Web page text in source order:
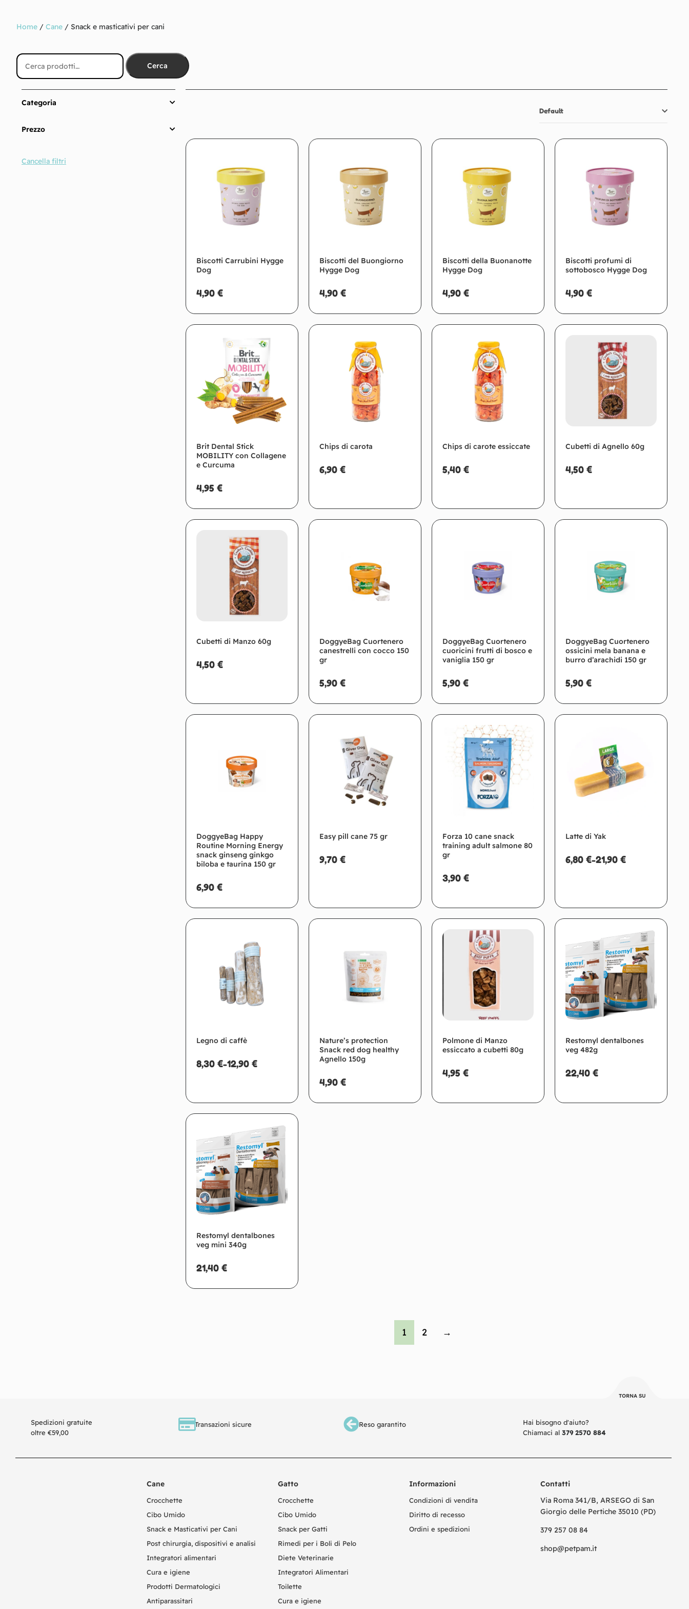
Home / Cane / Snack e masticativi per cani
Cerca
Categoria
Prezzo
Cancella filtri
Default
Biscotti Carrubini Hygge
Dog
4,90 €
Aggiungi al carrello
Biscotti del Buongiorno
Hygge Dog
4,90 €
Aggiungi al carrello
Biscotti della Buonanotte
Hygge Dog
4,90 €
Aggiungi al carrello
Biscotti profumi di
sottobosco Hygge Dog
4,90 €
Aggiungi al carrello
Brit Dental Stick
MOBILITY con Collagene
e Curcuma
4,95 €
Aggiungi al carrello
Chips di carota
6,90 €
Chips di carote essiccate
5,40 €
Cubetti di Agnello 60g
4,50 €
Cubetti di Manzo 60g
4,50 €
DoggyeBag Cuortenero
canestrelli con cocco 150
gr
5,90 €
Aggiungi al carrello
DoggyeBag Cuortenero
cuoricini frutti di bosco e
vaniglia 150 gr
5,90 €
Aggiungi al carrello
DoggyeBag Cuortenero
ossicini mela banana e
burro d’arachidi 150 gr
5,90 €
DoggyeBag Happy
Routine Morning Energy
snack ginseng ginkgo
biloba e taurina 150 gr
6,90 €
Aggiungi al carrello
Easy pill cane 75 gr
9,70 €
Forza 10 cane snack
training adult salmone 80
gr
3,90 €
Aggiungi al carrello
Latte di Yak
6,80 €-21,90 €
Scegli
Legno di caffè
8,30 €-12,90 €
Scegli
Nature’s protection
Snack red dog healthy
Agnello 150g
4,90 €
Polmone di Manzo
essiccato a cubetti 80g
4,95 €
Restomyl dentalbones
veg 482g
22,40 €
Restomyl dentalbones
veg mini 340g
21,40 €
1 2 →
TORNA SU
Spedizioni gratuite
oltre €59,00
Transazioni sicure Reso garantito
Hai bisogno d'aiuto?
Chiamaci al 379 2570 884
Cane
Crocchette
Cibo Umido
Snack e Masticativi per Cani
Post chirurgia, dispositivi e analisi
Integratori alimentari
Cura e igiene
Prodotti Dermatologici
Antiparassitari
Gatto
Crocchette
Cibo Umido
Snack per Gatti
Rimedi per i Boli di Pelo
Diete Veterinarie
Integratori Alimentari
Toilette
Cura e igiene
Informazioni
Condizioni di vendita
Diritto di recesso
Ordini e spedizioni
Contatti
Via Roma 341/B, ARSEGO di San
Giorgio delle Pertiche 35010 (PD)
379 257 08 84
shop@petpam.it